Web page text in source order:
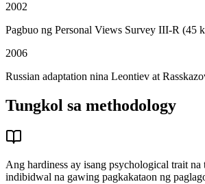
2002
Pagbuo ng Personal Views Survey III-R (45
2006
Russian adaptation nina Leontiev at
Tungkol sa methodology
Ang hardiness ay isang psychological trait na
indibidwal na gawing pagkakataon ng